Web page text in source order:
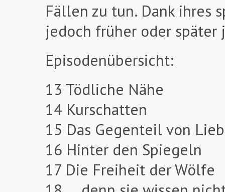
Fällen zu tun. Dank ihres
jedoch früher oder später
Episodenübersicht:
13 Tödliche Nähe
14 Kurschatten
15 Das Gegenteil von
16 Hinter den Spiegeln
17 Die Freiheit der Wölfe